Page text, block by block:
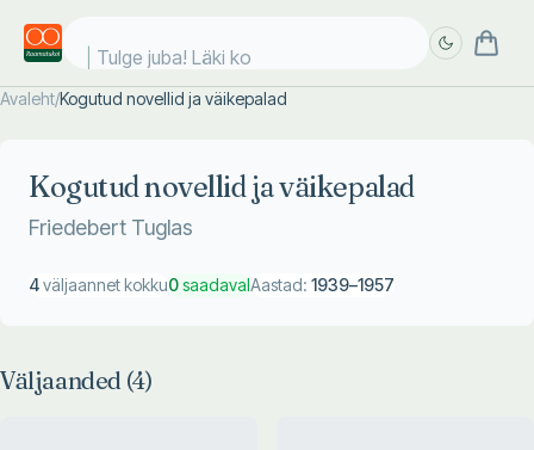
Tulge juba! Läki koo
Avaleht/Kogutud novellid ja väikepalad
Kogutud novellid ja väikepalad
Friedebert Tuglas
4väljaannet kokku0saadavalAastad: 1939–1957
Väljaanded (4)